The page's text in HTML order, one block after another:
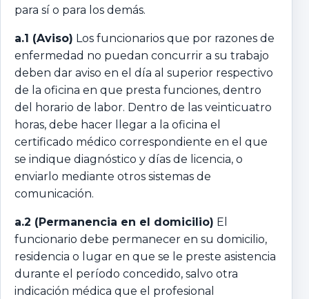
para sí o para los demás.
a.1 (Aviso) Los funcionarios que por razones de
enfermedad no puedan concurrir a su trabajo
deben dar aviso en el día al superior respectivo
de la oficina en que presta funciones, dentro
del horario de labor. Dentro de las veinticuatro
horas, debe hacer llegar a la oficina el
certificado médico correspondiente en el que
se indique diagnóstico y días de licencia, o
enviarlo mediante otros sistemas de
comunicación.
a.2 (Permanencia en el domicilio) El
funcionario debe permanecer en su domicilio,
residencia o lugar en que se le preste asistencia
durante el período concedido, salvo otra
indicación médica que el profesional